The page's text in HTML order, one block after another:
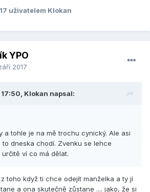
uživatelem Klokan
YPO
2017
Klokan napsal:
a tohle je na mě trochu cynický. Ale asi
to dneska chodí. Zvenku se lehce
ví co má dělat.
toho když ti chce odejít manželka a ty jí
a ona skutečně zůstane .... jako, že si